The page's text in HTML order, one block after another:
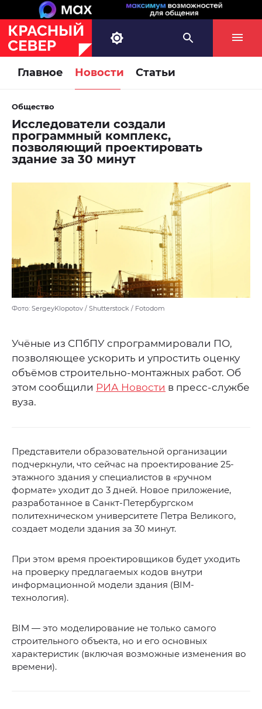
Главное Новости Статьи
Общество
Исследователи создали
программный комплекс,
позволяющий проектировать
здание за 30 минут
Фото: SergeyKlopotov / Shutterstock / Fotodom
Учёные из СПбПУ спрограммировали ПО,
позволяющее ускорить и упростить оценку
объёмов строительно-монтажных работ. Об
этом сообщили РИА Новости в пресс-службе
вуза.
Представители образовательной организации
подчеркнули, что сейчас на проектирование 25-
этажного здания у специалистов в «ручном
формате» уходит до 3 дней. Новое приложение,
разработанное в Санкт-Петербургском
политехническом университете Петра Великого,
создает модели здания за 30 минут.
При этом время проектировщиков будет уходить
на проверку предлагаемых кодов внутри
информационной модели здания (BIM-
технология).
BIM — это моделирование не только самого
строительного объекта, но и его основных
характеристик (включая возможные изменения во
времени).